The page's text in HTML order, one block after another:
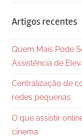
Artigos recentes
Quem Mais Pode
Assistência de
Centralização de
redes pequenas
O que assistir
cinema